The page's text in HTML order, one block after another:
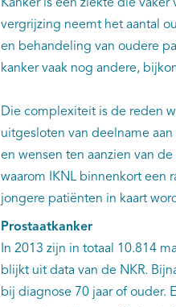
Kanker is een ziekte die
vergrijzing neemt het aantal
en behandeling van oudere
kanker vaak nog andere,
Die complexiteit is de reden
uitgesloten van deelname
en wensen ten aanzien van
waarom IKNL binnenkort een
jongere patiënten in kaart
Prostaatkanker
In 2013 zijn in totaal 10.814
blijkt uit data van de NKR.
bij diagnose 70 jaar of ouder.